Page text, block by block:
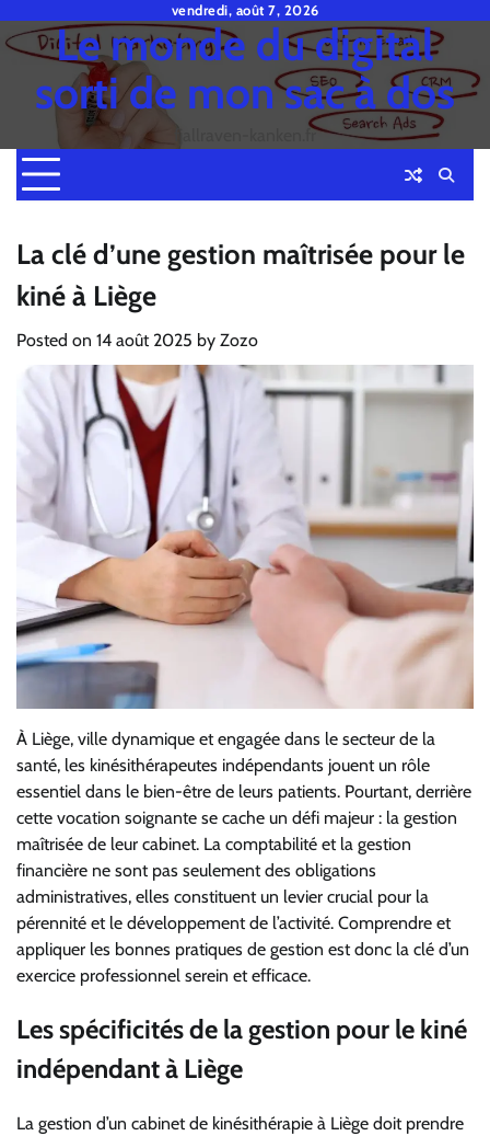
to
content
vendredi, août 7, 2026
Le monde du digital
sorti de mon sac à dos
fjallraven-kanken.fr
La clé d’une gestion maîtrisée pour le
kiné à Liège
Posted on 14 août 2025 by Zozo
À Liège, ville dynamique et engagée dans le secteur de la
santé, les kinésithérapeutes indépendants jouent un rôle
essentiel dans le bien-être de leurs patients. Pourtant, derrière
cette vocation soignante se cache un défi majeur : la gestion
maîtrisée de leur cabinet. La comptabilité et la gestion
financière ne sont pas seulement des obligations
administratives, elles constituent un levier crucial pour la
pérennité et le développement de l’activité. Comprendre et
appliquer les bonnes pratiques de gestion est donc la clé d’un
exercice professionnel serein et efficace.
Les spécificités de la gestion pour le kiné
indépendant à Liège
La gestion d’un cabinet de kinésithérapie à Liège doit prendre